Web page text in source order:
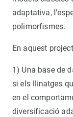
adaptativa,
polimorfismes.
En aquest
1) Una base de
si els llinatges
en el
diversificació